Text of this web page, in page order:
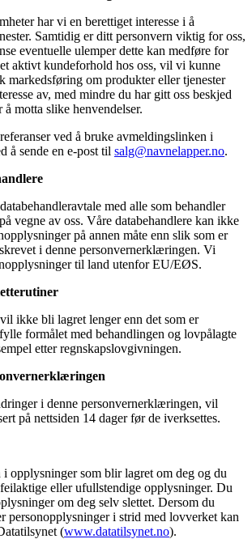
har vi en berettiget interesse i å
Samtidig er ditt personvern viktig for oss,
eventuelle ulemper dette kan medføre for
aktivt kundeforhold hos oss, vil vi kunne
markedsføring om produkter eller tjenester
av, med mindre du har gitt oss beskjed
motta slike henvendelser.
ved å bruke avmeldingslinken i
å sende en e-post til salg@navnelapper.no.
med alle som behandler
vegne av oss. Våre databehandlere kan ikke
på annen måte enn slik som er
i denne personvernerklæringen. Vi
til land utenfor EU/EØS.
ikke bli lagret lenger enn det som er
formålet med behandlingen og lovpålagte
etter regnskapslovgivningen.
i denne personvernerklæringen, vil
på nettsiden 14 dager før de iverksettes.
opplysninger som blir lagret om deg og du
eller ufullstendige opplysninger. Du
om deg selv slettet. Dersom du
personopplysninger i strid med lovverket kan
(www.datatilsynet.no).